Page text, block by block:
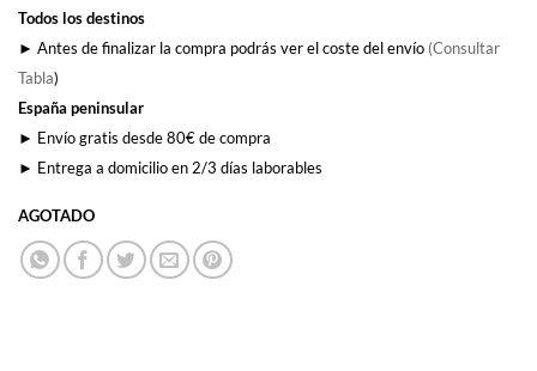
Todos los destinos
► Antes de finalizar la compra podrás ver el coste del envío (Consultar
Tabla)
España peninsular
► Envío gratis desde 80€ de compra
► Entrega a domicilio en 2/3 días laborables
AGOTADO